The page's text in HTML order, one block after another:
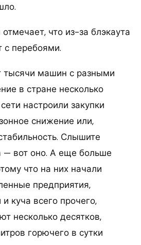
что из-за блэкаута
с перебоями.
тысячи машин с разными
в стране несколько
настроили закупки
снижение или,
Слышите
— вот оно. А еще больше
что на них начали
предприятия,
куча всего прочего,
несколько десятков,
горючего в сутки